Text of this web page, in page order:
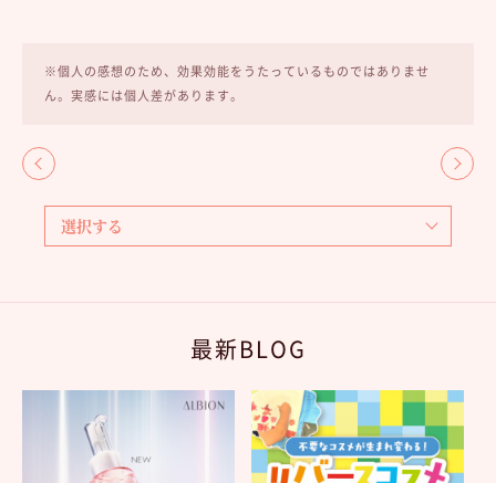
※個人の感想のため、効果効能をうたっているものではありませ
ん。実感には個人差があります。
最新BLOG